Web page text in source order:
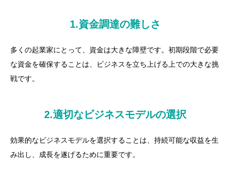
1.資金調達の難しさ
多くの起業家にとって、資金は大きな障壁です。初期段階で必要
な資金を確保することは、ビジネスを立ち上げる上での大きな挑
戦です。
2.適切なビジネスモデルの選択
効果的なビジネスモデルを選択することは、持続可能な収益を生
み出し、成長を遂げるために重要です。